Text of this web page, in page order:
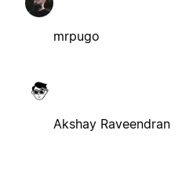
mrpugo
Akshay Raveendran